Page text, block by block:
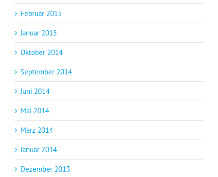
Februar 2015
Januar 2015
Oktober 2014
September 2014
Juni 2014
Mai 2014
März 2014
Januar 2014
Dezember 2013